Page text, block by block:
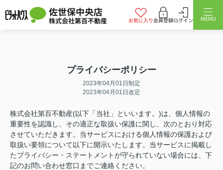
佐世保中央店
株式会社第百不動産 お気に入り会員登録ログイン MENU
プライバシーポリシー
2023年04月01日制定
2023年04月01日改定
株式会社第百不動産(以下「当社」といいます。)は、個人情報の
重要性を認識し、その適正な取扱い保護に関し、次のとおり対応
させていただきます。当サービスにおける個人情報の保護および
取扱い要領について以下に開示いたします。当サービスに掲載し
たプライバシー・ステートメントが守られていない場合には、下
記のお問い合わせ窓口までご連絡ください。